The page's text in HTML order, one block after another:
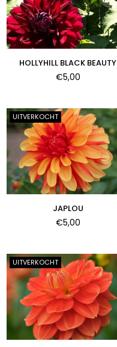
HOLLYHILL BLACK BEAUTY
Normale
€5,00
UITVERKOCHT
JAPLOU
Normale
€5,00
UITVERKOCHT